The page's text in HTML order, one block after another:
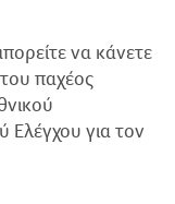
να κάνετε
παχέος
για τον